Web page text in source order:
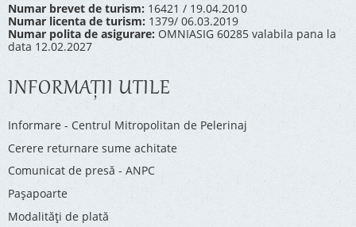
Numar brevet de turism: 16421 / 19.04.2010
Numar licenta de turism: 1379/ 06.03.2019
Numar polita de asigurare: OMNIASIG 60285 valabila pana la
data 12.02.2027
INFORMAŢII UTILE
Informare - Centrul Mitropolitan de Pelerinaj
Cerere returnare sume achitate
Comunicat de presă - ANPC
Pașapoarte
Modalități de plată